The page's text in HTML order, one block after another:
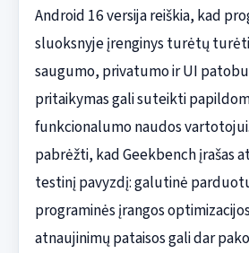
Android 16 versija reiškia, kad
sluoksnyje įrenginys turėtų
saugumo, privatumo ir UI
pritaikymas gali suteikti
funkcionalumo naudos
pabrėžti, kad Geekbench įrašas
testinį pavyzdį: galutinė
programinės įrangos
atnaujinimų pataisos gali dar